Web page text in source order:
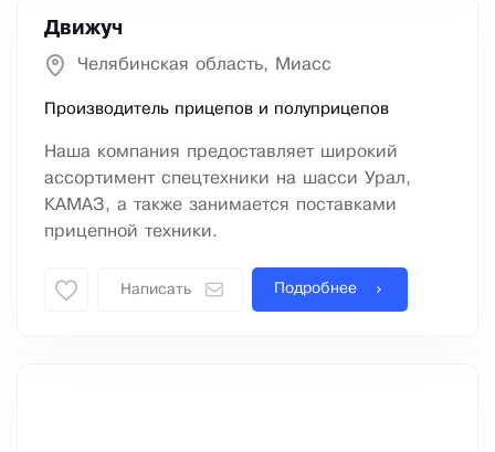
Движуч
Челябинская область, Миасс
Производитель прицепов и полуприцепов
Наша компания предоставляет широкий
ассортимент спецтехники на шасси Урал,
КАМАЗ, а также занимается поставками
прицепной техники.
Написать Подробнее